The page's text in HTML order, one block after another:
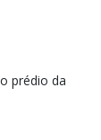
prédio da